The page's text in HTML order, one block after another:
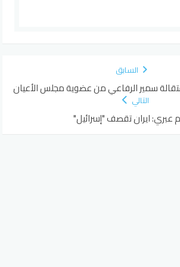
السابق
سمير الرفاعي من عضوية مجلس الأعيان
التالي
عبري: ايران تقصف "إسرائيل"